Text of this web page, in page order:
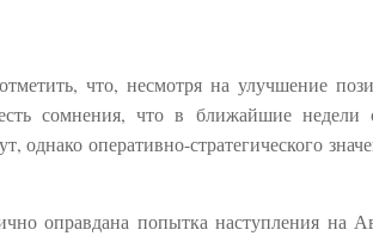
что, несмотря на улучшение
сомнения, что в ближайшие недели
однако оперативно-стратегического
оправдана попытка наступления